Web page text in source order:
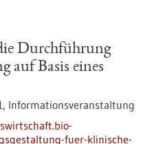
Durchführung
auf Basis eines
Informationsveranstaltung
fuer-klinische-